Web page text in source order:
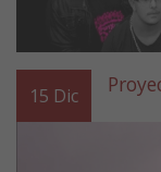
15 Dic